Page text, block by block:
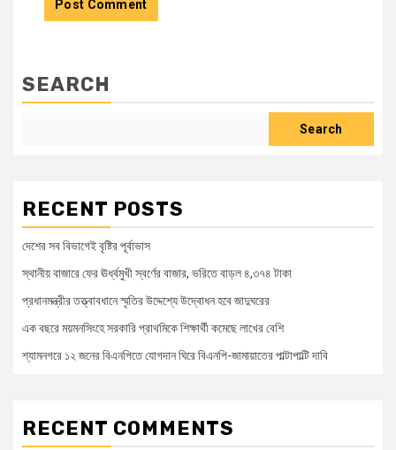
SEARCH
Search
RECENT POSTS
দেশের সব বিভাগেই বৃষ্টির পূর্বাভাস
স্থানীয় বাজারে ফের ঊর্ধ্বমুখী স্বর্ণের বাজার, ভরিতে বাড়ল ৪,৩৭৪ টাকা
প্রধানমন্ত্রীর তত্ত্বাবধানে স্মৃতির উদ্দেশ্যে উদ্বোধন হবে জাদুঘরের
এক বছরে ময়মনসিংহে সরকারি প্রাথমিকে শিক্ষার্থী কমেছে লাখের বেশি
শ্যামনগরে ১২ জনের বিএনপিতে যোগদান ঘিরে বিএনপি-জামায়াতের পাল্টাপাল্টি দাবি
RECENT COMMENTS